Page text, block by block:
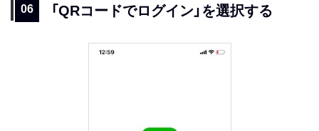
「QRコードでログイン」を選択する